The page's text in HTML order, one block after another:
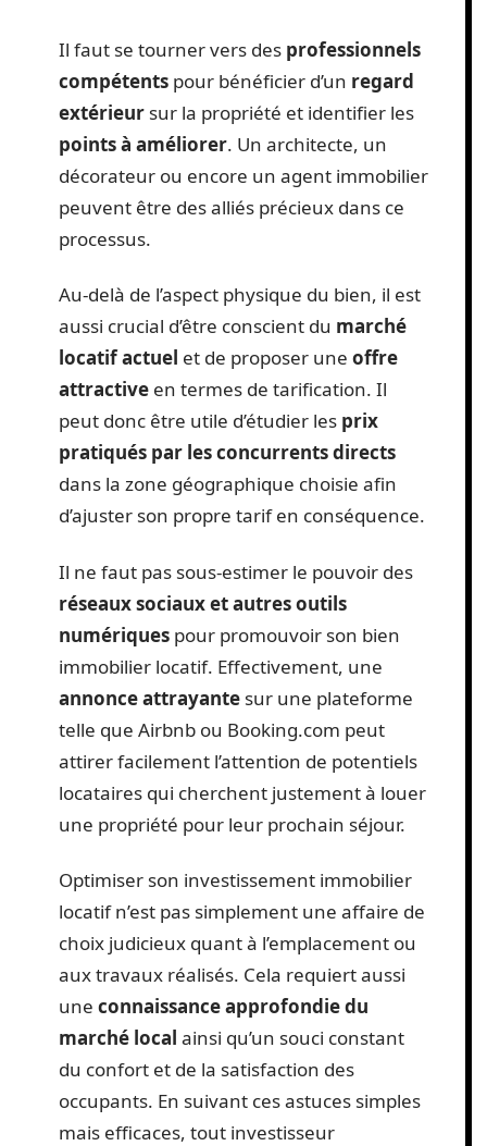
Il faut se tourner vers des professionnels
compétents pour bénéficier d’un regard
extérieur sur la propriété et identifier les
points à améliorer. Un architecte, un
décorateur ou encore un agent immobilier
peuvent être des alliés précieux dans ce
processus.
Au-delà de l’aspect physique du bien, il est
aussi crucial d’être conscient du marché
locatif actuel et de proposer une offre
attractive en termes de tarification. Il
peut donc être utile d’étudier les prix
pratiqués par les concurrents directs
dans la zone géographique choisie afin
d’ajuster son propre tarif en conséquence.
Il ne faut pas sous-estimer le pouvoir des
réseaux sociaux et autres outils
numériques pour promouvoir son bien
immobilier locatif. Effectivement, une
annonce attrayante sur une plateforme
telle que Airbnb ou Booking.com peut
attirer facilement l’attention de potentiels
locataires qui cherchent justement à louer
une propriété pour leur prochain séjour.
Optimiser son investissement immobilier
locatif n’est pas simplement une affaire de
choix judicieux quant à l’emplacement ou
aux travaux réalisés. Cela requiert aussi
une connaissance approfondie du
marché local ainsi qu’un souci constant
du confort et de la satisfaction des
occupants. En suivant ces astuces simples
mais efficaces, tout investisseur